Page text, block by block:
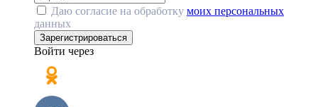
Даю согласие на обработку моих персональных
данных
Зарегистрироваться
Войти через